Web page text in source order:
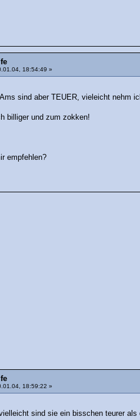
18:54:49 »
sind aber TEUER, vieleicht nehm
billiger und zum zokken!
empfehlen?
18:59:22 »
sind sie ein bisschen teurer als